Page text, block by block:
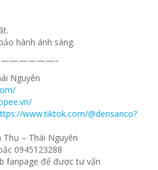
hành ánh sáng.
Nguyên
www.tiktok.com/@densanco?
– Thái Nguyên
0945123288
fanpage để được tư vấn